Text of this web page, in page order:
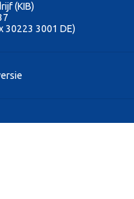
(KIB)
30223 3001 DE)